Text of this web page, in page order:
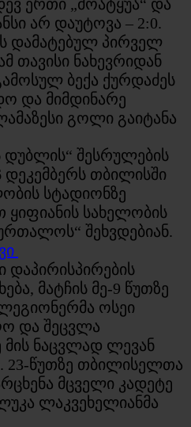
ერთი „მოატყუა“ და
არ დაუტოვა – 2:0.
დამატებულ პირველ
თავისი ნახევრიდან
ბექა ქურდაძეს
და მიმდინარე
გოლი გაიტანა
შესრულების
დეკემბერს თბილისში
სტადიონზე
სახელობის
შეხვდებიან.
დაპირისპირების
მატჩის მე-9 წუთზე
ოსეი
და შეცვლა
მის ნაცვლად ლევან
23-წუთზე თბილისელთა
მცველი კადეტე
ლაკვეხელიანმა